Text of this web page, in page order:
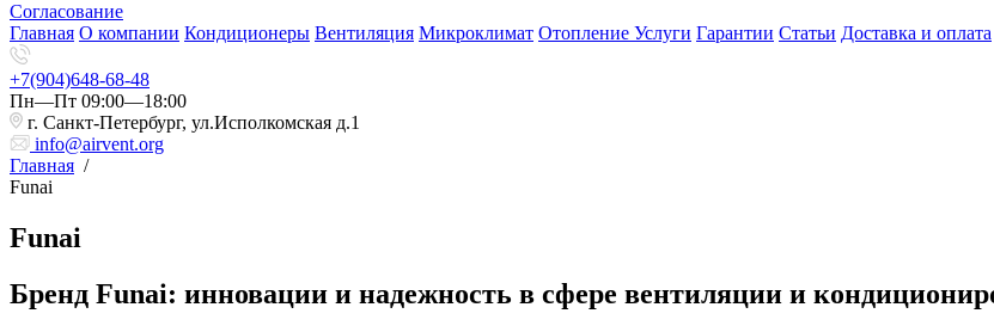
Согласование
Главная О компании Кондиционеры Вентиляция Микроклимат Отопление Услуги Гарантии Статьи Доставка и оплата
+7(904)648-68-48
Пн—Пт 09:00—18:00
г. Санкт-Петербург, ул.Исполкомская д.1
info@airvent.org
Главная /
Funai
Funai
Бренд Funai: инновации и надежность в сфере вентиляции и